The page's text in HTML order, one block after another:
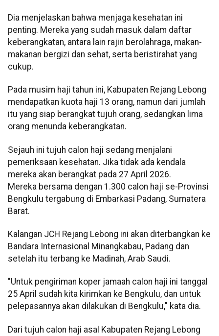
Dia menjelaskan bahwa menjaga kesehatan ini
penting. Mereka yang sudah masuk dalam daftar
keberangkatan, antara lain rajin berolahraga, makan-
makanan bergizi dan sehat, serta beristirahat yang
cukup.
Pada musim haji tahun ini, Kabupaten Rejang Lebong
mendapatkan kuota haji 13 orang, namun dari jumlah
itu yang siap berangkat tujuh orang, sedangkan lima
orang menunda keberangkatan.
Sejauh ini tujuh calon haji sedang menjalani
pemeriksaan kesehatan. Jika tidak ada kendala
mereka akan berangkat pada 27 April 2026.
Mereka bersama dengan 1.300 calon haji se-Provinsi
Bengkulu tergabung di Embarkasi Padang, Sumatera
Barat.
Kalangan JCH Rejang Lebong ini akan diterbangkan ke
Bandara Internasional Minangkabau, Padang dan
setelah itu terbang ke Madinah, Arab Saudi.
"Untuk pengiriman koper jamaah calon haji ini tanggal
25 April sudah kita kirimkan ke Bengkulu, dan untuk
pelepasannya akan dilakukan di Bengkulu," kata dia.
Dari tujuh calon haji asal Kabupaten Rejang Lebong